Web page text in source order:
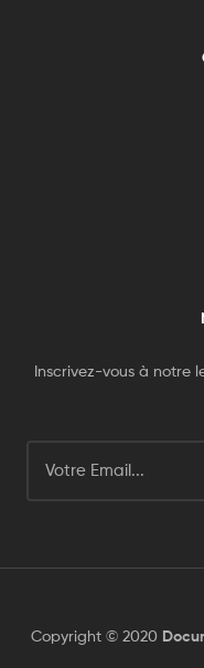
Inscrivez-vous à notre
Copyright © 2020